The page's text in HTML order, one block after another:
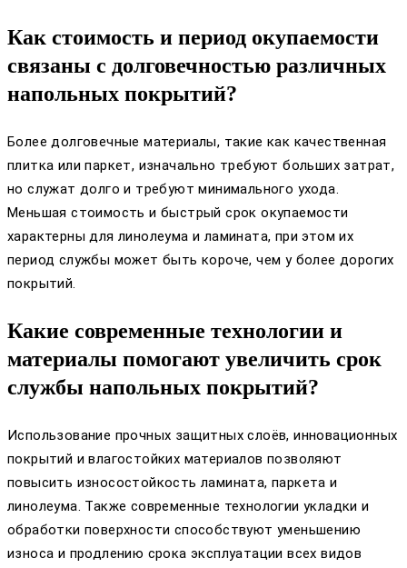
Как стоимость и период окупаемости
связаны с долговечностью различных
напольных покрытий?
Более долговечные материалы, такие как качественная
плитка или паркет, изначально требуют больших затрат,
но служат долго и требуют минимального ухода.
Меньшая стоимость и быстрый срок окупаемости
характерны для линолеума и ламината, при этом их
период службы может быть короче, чем у более дорогих
покрытий.
Какие современные технологии и
материалы помогают увеличить срок
службы напольных покрытий?
Использование прочных защитных слоёв, инновационных
покрытий и влагостойких материалов позволяют
повысить износостойкость ламината, паркета и
линолеума. Также современные технологии укладки и
обработки поверхности способствуют уменьшению
износа и продлению срока эксплуатации всех видов